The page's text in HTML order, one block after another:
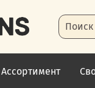
Ассортимент